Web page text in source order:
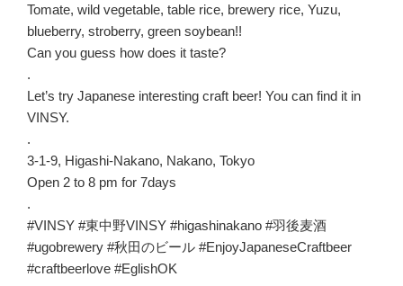
Tomate, wild vegetable, table rice, brewery rice, Yuzu,
blueberry, stroberry, green soybean!!
Can you guess how does it taste?
.
Let’s try Japanese interesting craft beer! You can find it in
VINSY.
.
3-1-9, Higashi-Nakano, Nakano, Tokyo
Open 2 to 8 pm for 7days
.
#VINSY #東中野VINSY #higashinakano #羽後麦酒
#ugobrewery #秋田のビール #EnjoyJapaneseCraftbeer
#craftbeerlove #EglishOK